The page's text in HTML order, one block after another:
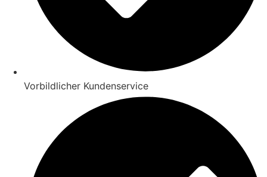
Vorbildlicher Kundenservice